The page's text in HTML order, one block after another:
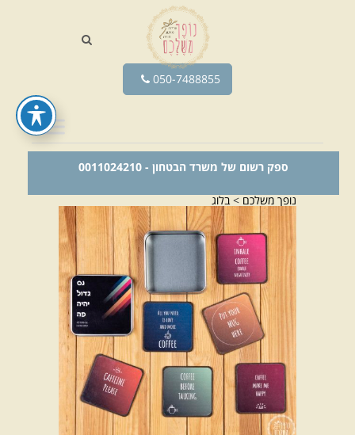
050-7488855
ספק רשום של משרד הבטחון - 0011024210
נופך משלכם>בלוג